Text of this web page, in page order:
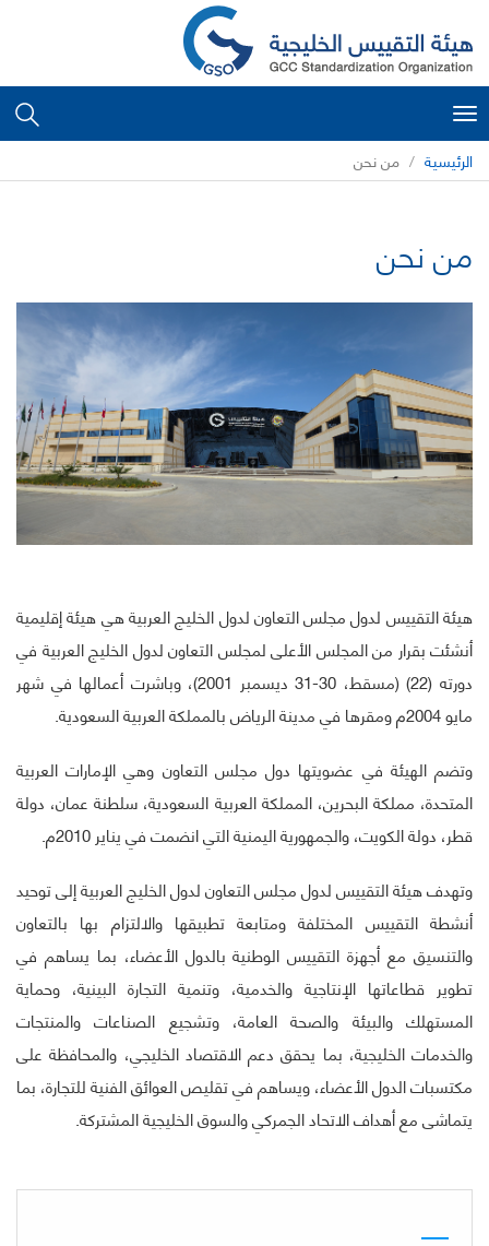
Toggle
navigation
الرئيسية من نحن
من نحن
هيئة التقييس لدول مجلس التعاون لدول الخليج العربية هي هيئة إقليمية
أنشئت بقرار من المجلس الأعلى لمجلس التعاون لدول الخليج العربية في
دورته (22) (مسقط، 30-31 ديسمبر 2001)، وباشرت أعمالها في شهر
مايو 2004م ومقرها في مدينة الرياض بالمملكة العربية السعودية.
وتضم الهيئة في عضويتها دول مجلس التعاون وهي الإمارات العربية
المتحدة، مملكة البحرين، المملكة العربية السعودية، سلطنة عمان، دولة
قطر، دولة الكويت، والجمهورية اليمنية التي انضمت في يناير 2010م.
وتهدف هيئة التقييس لدول مجلس التعاون لدول الخليج العربية إلى توحيد
أنشطة التقييس المختلفة ومتابعة تطبيقها والالتزام بها بالتعاون
والتنسيق مع أجهزة التقييس الوطنية بالدول الأعضاء، بما يساهم في
تطوير قطاعاتها الإنتاجية والخدمية، وتنمية التجارة البينية، وحماية
المستهلك والبيئة والصحة العامة، وتشجيع الصناعات والمنتجات
والخدمات الخليجية، بما يحقق دعم الاقتصاد الخليجي، والمحافظة على
مكتسبات الدول الأعضاء، ويساهم في تقليص العوائق الفنية للتجارة، بما
يتماشى مع أهداف الاتحاد الجمركي والسوق الخليجية المشتركة.